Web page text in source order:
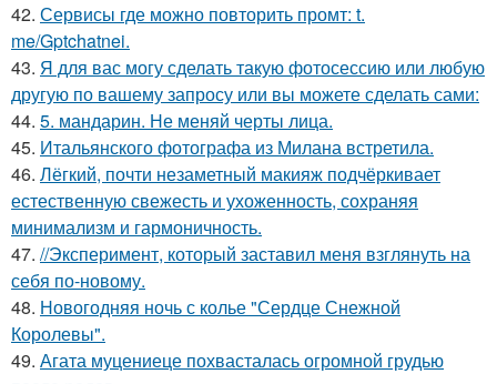
42. Сервисы где можно повторить промт: t.
me/Gptchatnei.
43. Я для вас могу сделать такую фотосессию или любую
другую по вашему запросу или вы можете сделать сами:
44. 5. мандарин. Не меняй черты лица.
45. Итальянского фотографа из Милана встретила.
46. Лёгкий, почти незаметный макияж подчёркивает
естественную свежесть и ухоженность, сохраняя
минимализм и гармоничность.
47. //Эксперимент, который заставил меня взглянуть на
себя по-новому.
48. Новогодняя ночь с колье "Сердце Снежной
Королевы".
49. Агата муцениеце похвасталась огромной грудью